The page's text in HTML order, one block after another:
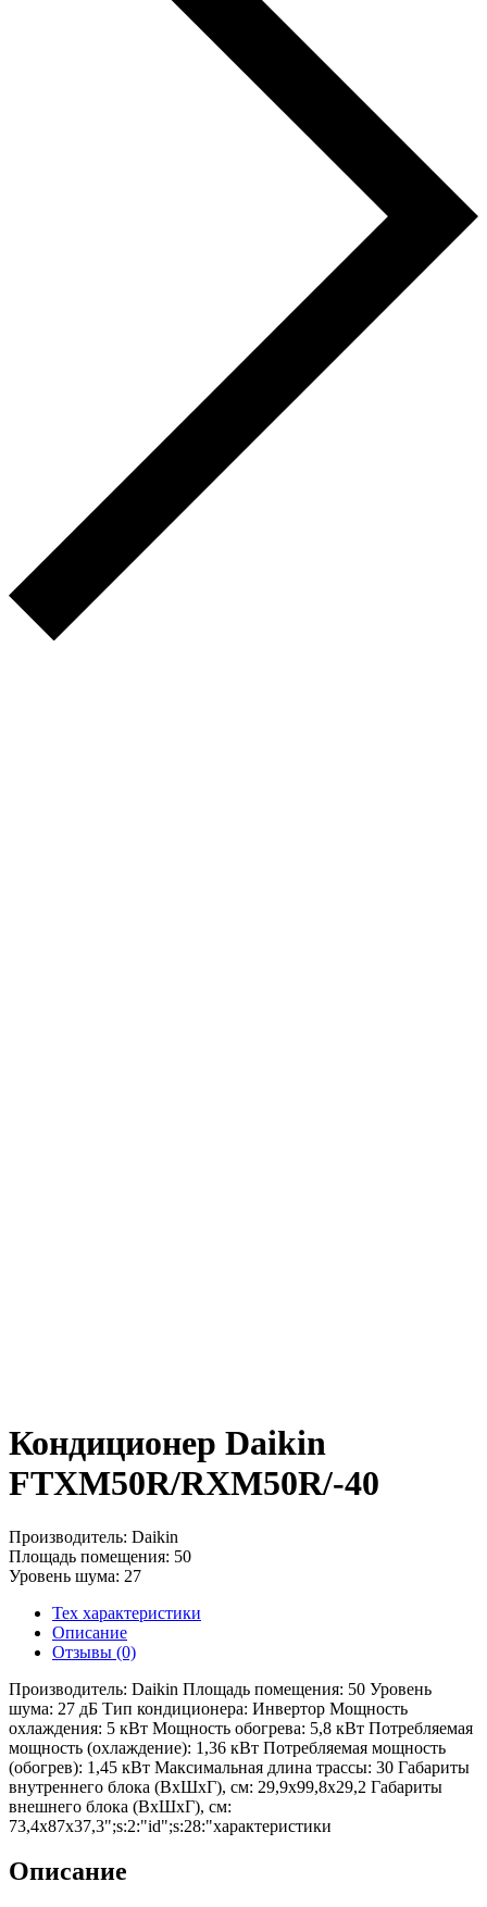
Кондиционер Daikin
FTXM50R/RXM50R/-40
Производитель: Daikin
Площадь помещения: 50
Уровень шума: 27
Тех характеристики
Описание
Отзывы (0)
Производитель: Daikin Площадь помещения: 50 Уровень
шума: 27 дБ Тип кондиционера: Инвертор Мощность
охлаждения: 5 кВт Мощность обогрева: 5,8 кВт Потребляемая
мощность (охлаждение): 1,36 кВт Потребляемая мощность
(обогрев): 1,45 кВт Максимальная длина трассы: 30 Габариты
внутреннего блока (ВхШхГ), см: 29,9x99,8x29,2 Габариты
внешнего блока (ВхШхГ), см:
73,4x87x37,3";s:2:"id";s:28:"характеристики
Описание